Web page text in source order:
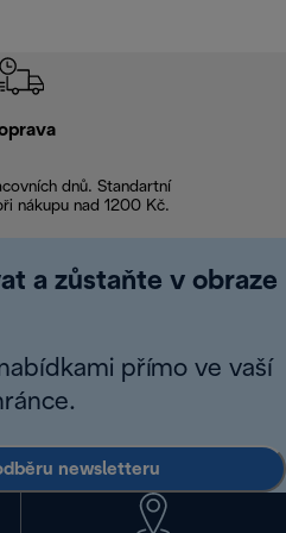
dnů. Standartní
nákupu nad 1200 Kč.
a zůstaňte v obraze
přímo ve vaší
newsletteru